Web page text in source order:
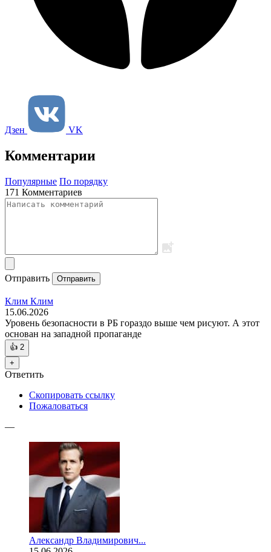
Дзен VK
Комментарии
Популярные По порядку
171 Комментариев
Отправить Отправить
Клим Клим
15.06.2026
Уровень безопасности в РБ гораздо выше чем рисуют. А этот
основан на западной пропаганде
👍 2
+
Ответить
Скопировать ссылку
Пожаловаться
—
Александр Владимирович...